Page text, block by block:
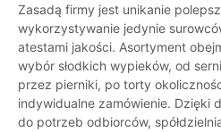
Zasadą firmy jest unikanie
wykorzystywanie jedynie
atestami jakości. Asortyment
wybór słodkich wypieków, od
przez pierniki, po torty
indywidualne zamówienie. Dzięki
do potrzeb odbiorców,